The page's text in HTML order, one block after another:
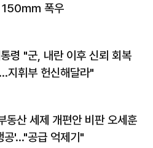
150㎜ 폭우
령 "군, 내란 이후 신뢰 회복
지휘부 헌신해달라"
동산 세제 개편안 비판 오세훈
공'…"공급 억제기"